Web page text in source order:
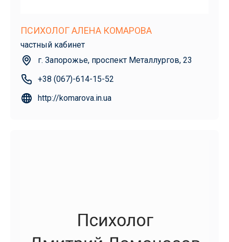
ПСИХОЛОГ АЛЕНА КОМАРОВА
частный кабинет
г. Запорожье, проспект Металлургов, 23
+38 (067)-614-15-52
http://komarova.in.ua